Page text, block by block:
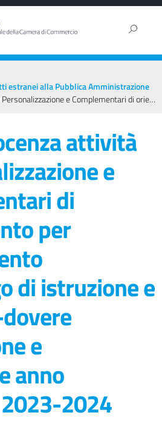
estranei alla Pubblica Amministrazione
per l’assolvimento dell’obbligo di istruzione e del diritto-dovere all’istruzione e formazione anno scolastico 2023-2024
attività
e
di
per
di istruzione e
e
anno
2024